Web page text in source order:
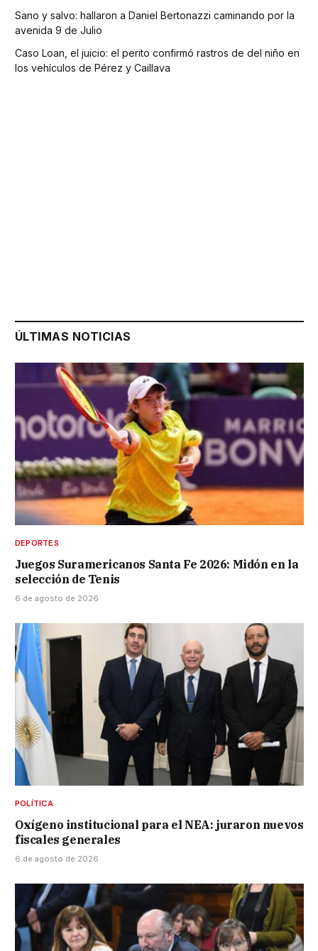
Sano y salvo: hallaron a Daniel Bertonazzi caminando por la
avenida 9 de Julio
Caso Loan, el juicio: el perito confirmó rastros de del niño en
los vehículos de Pérez y Caillava
ÚLTIMAS NOTICIAS
DEPORTES
Juegos Suramericanos Santa Fe 2026: Midón en la
selección de Tenis
6 de agosto de 2026
POLÍTICA
Oxígeno institucional para el NEA: juraron nuevos
fiscales generales
6 de agosto de 2026